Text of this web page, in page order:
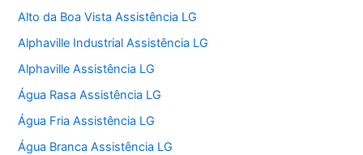
Alto da Boa Vista Assistência LG
Alphaville Industrial Assistência LG
Alphaville Assistência LG
Água Rasa Assistência LG
Água Fria Assistência LG
Água Branca Assistência LG